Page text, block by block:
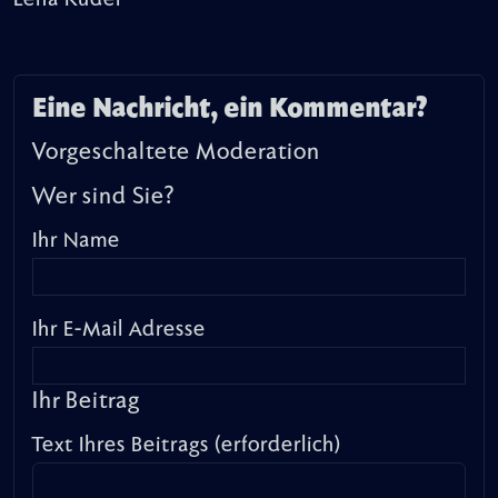
Eine Nachricht, ein Kommentar?
Vorgeschaltete Moderation
Wer sind Sie?
Ihr Name
Ihr E-Mail Adresse
Ihr Beitrag
Text Ihres Beitrags (erforderlich)